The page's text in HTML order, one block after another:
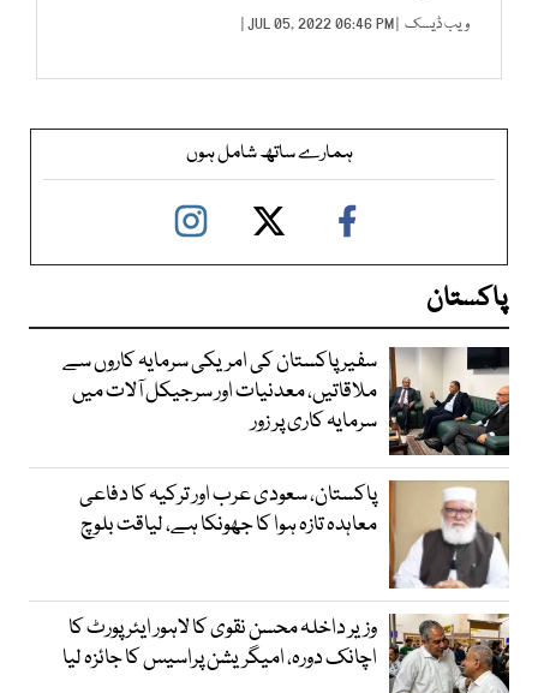
ویب ڈیسک | JUL 05, 2022 06:46 PM |
ہمارے ساتھ شامل ہوں
پاکستان
سفیر پاکستان کی امریکی سرمایہ کاروں سے
ملاقاتیں، معدنیات اور سرجیکل آلات میں
سرمایہ کاری پر زور
پاکستان، سعودی عرب اور ترکیہ کا دفاعی
معاہدہ تازہ ہوا کا جھونکا ہے، لیاقت بلوچ
وزیر داخلہ محسن نقوی کا لاہور ایئر پورٹ کا
اچانک دورہ، امیگریشن پراسیس کا جائزہ لیا